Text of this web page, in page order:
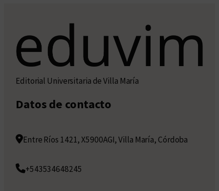
Editorial Universitaria de Villa María
Datos de contacto
Entre Ríos 1421, X5900AGI, Villa María, Córdoba
+543534648245